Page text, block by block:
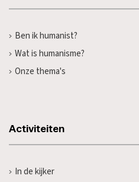
Ben ik humanist?
Wat is humanisme?
Onze thema's
Activiteiten
In de kijker